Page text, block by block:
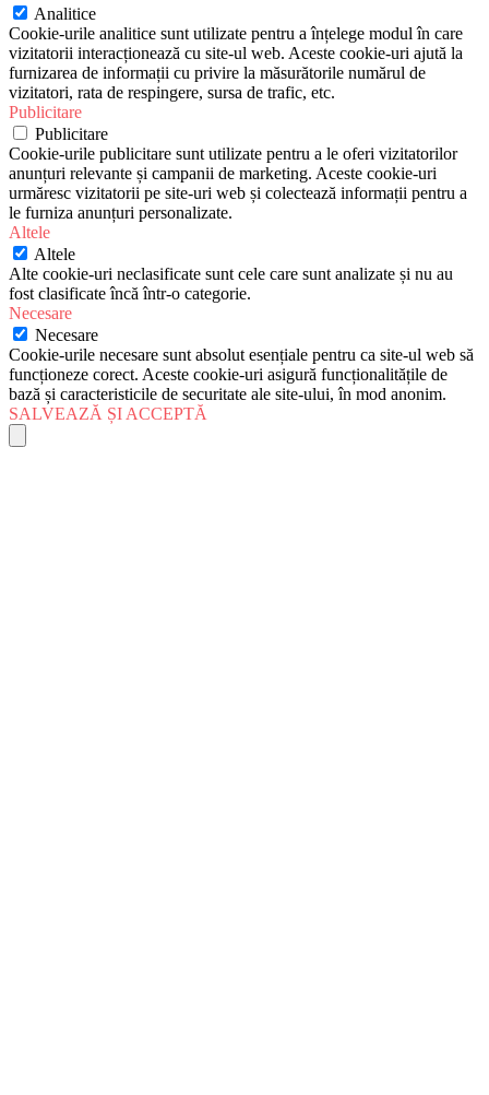
Analitice
Cookie-urile analitice sunt utilizate pentru a înțelege modul în care
vizitatorii interacționează cu site-ul web. Aceste cookie-uri ajută la
furnizarea de informații cu privire la măsurătorile numărul de
vizitatori, rata de respingere, sursa de trafic, etc.
Publicitare
Publicitare
Cookie-urile publicitare sunt utilizate pentru a le oferi vizitatorilor
anunțuri relevante și campanii de marketing. Aceste cookie-uri
urmăresc vizitatorii pe site-uri web și colectează informații pentru a
le furniza anunțuri personalizate.
Altele
Altele
Alte cookie-uri neclasificate sunt cele care sunt analizate și nu au
fost clasificate încă într-o categorie.
Necesare
Necesare
Cookie-urile necesare sunt absolut esențiale pentru ca site-ul web să
funcționeze corect. Aceste cookie-uri asigură funcționalitățile de
bază și caracteristicile de securitate ale site-ului, în mod anonim.
SALVEAZĂ ȘI ACCEPTĂ